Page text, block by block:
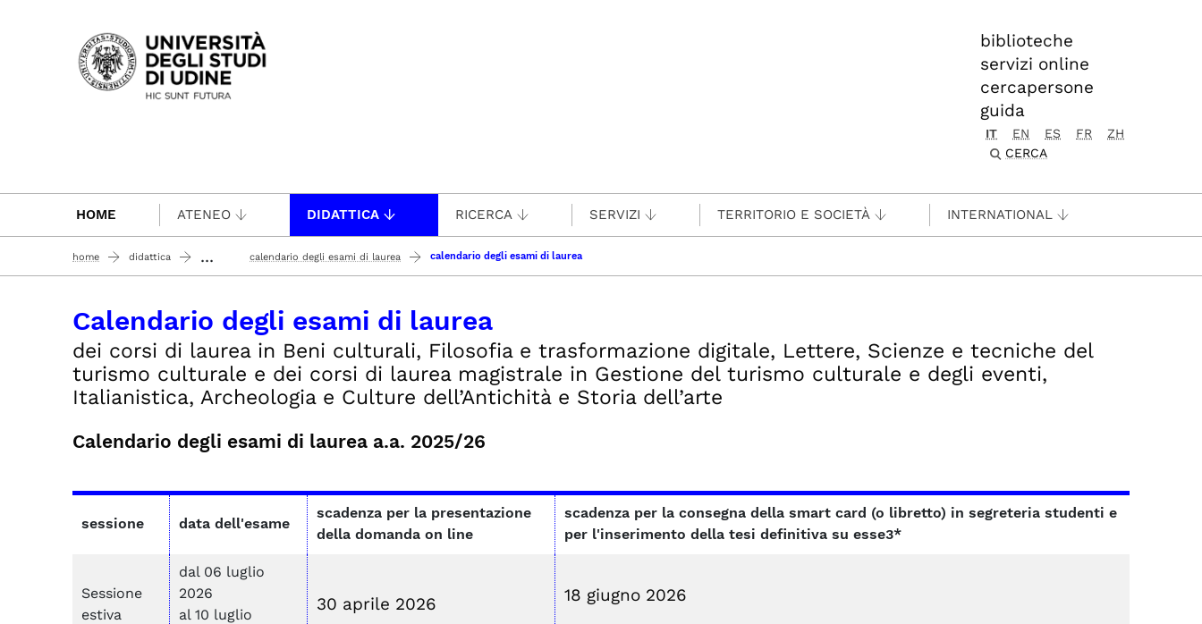
Passa al contenuto principale
biblioteche
servizi online
cercapersone
guida
IT EN ES FR
ZH
CERCA
HOME ATENEO DIDATTICA RICERCA SERVIZI TERRITORIO E SOCIETÀ INTERNATIONAL
home didattica ... calendario degli esami di laurea calendario degli esami di laurea
Calendario degli esami di laurea
dei corsi di laurea in Beni culturali, Filosofia e trasformazione digitale, Lettere, Scienze e tecniche del
turismo culturale e dei corsi di laurea magistrale in Gestione del turismo culturale e degli eventi,
Italianistica, Archeologia e Culture dell’Antichità e Storia dell’arte
Calendario degli esami di laurea a.a. 2025/26
sessione data dell'esame
scadenza per la presentazione
della domanda on line
scadenza per la consegna della smart card (o libretto) in segreteria studenti e
per l'inserimento della tesi definitiva su esse3*
Sessione
estiva
dal 06 luglio
2026
al 10 luglio
30 aprile 2026 18 giugno 2026